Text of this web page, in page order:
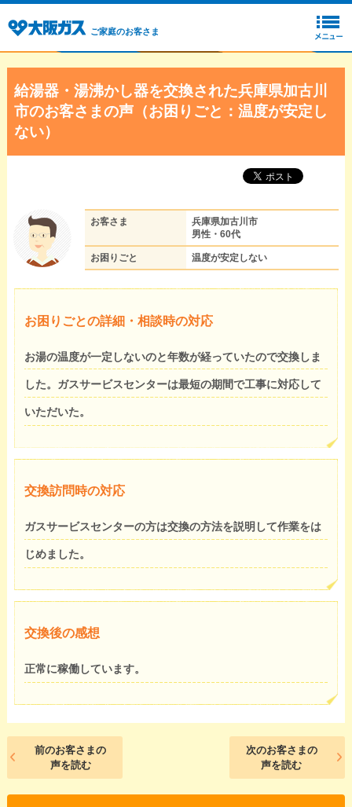
ご家庭のお客さま
給湯器・湯沸かし器を交換された兵庫県加古川
市のお客さまの声（お困りごと：温度が安定し
ない）
お客さま
兵庫県加古川市
男性・60代
お困りごと 温度が安定しない
お困りごとの詳細・相談時の対応
お湯の温度が一定しないのと年数が経っていたので交換しま
した。ガスサービスセンターは最短の期間で工事に対応して
いただいた。
交換訪問時の対応
ガスサービスセンターの方は交換の方法を説明して作業をは
じめました。
交換後の感想
正常に稼働しています。
前のお客さまの
声を読む
次のお客さまの
声を読む